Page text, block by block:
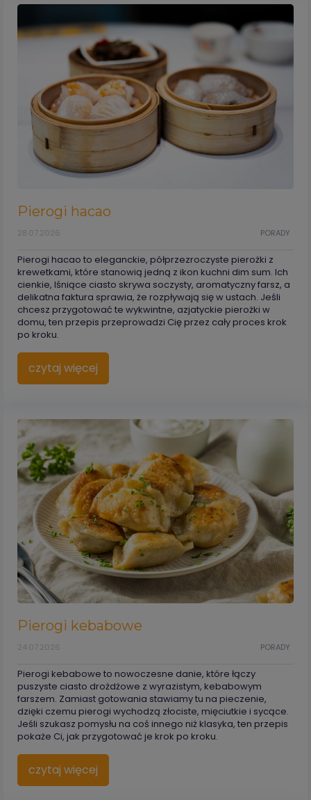
Pierogi hacao
PORADY
28.07.2026
Pierogi hacao to eleganckie, półprzezroczyste pierożki z
krewetkami, które stanowią jedną z ikon kuchni dim sum. Ich
cienkie, lśniące ciasto skrywa soczysty, aromatyczny farsz, a
delikatna faktura sprawia, że rozpływają się w ustach. Jeśli
chcesz przygotować te wykwintne, azjatyckie pierożki w
domu, ten przepis przeprowadzi Cię przez cały proces krok
po kroku.
czytaj więcej
Pierogi kebabowe
PORADY
24.07.2026
Pierogi kebabowe to nowoczesne danie, które łączy
puszyste ciasto drożdżowe z wyrazistym, kebabowym
farszem. Zamiast gotowania stawiamy tu na pieczenie,
dzięki czemu pierogi wychodzą złociste, mięciutkie i sycące.
Jeśli szukasz pomysłu na coś innego niż klasyka, ten przepis
pokaże Ci, jak przygotować je krok po kroku.
czytaj więcej